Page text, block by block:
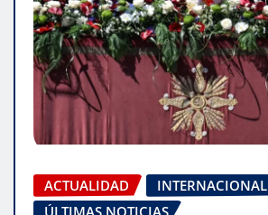
ACTUALIDAD INTERNACIONAL
ÚLTIMAS NOTICIAS